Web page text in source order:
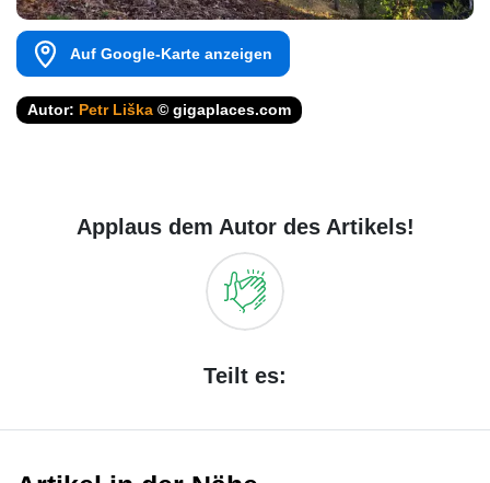
Auf Google-Karte anzeigen
Autor: Petr Liška © gigaplaces.com
Applaus dem Autor des Artikels!
Teilt es: